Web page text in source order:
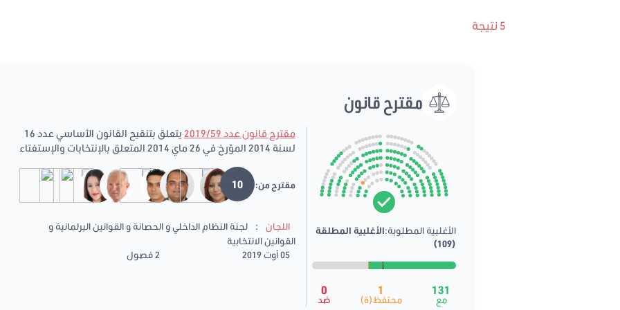
5 نتيجة
مقترح قانون
الأغلبية المطلوبة:الأغلبية المطلقة
(109)
131
مع
1
محتفظ(ة)
0
ضد
مقترح قانون عدد 2019/59
يتعلق بتنقيح القانون الأساسي عدد 16
لسنة 2014 المؤرخ في 26 ماي 2014 المتعلق بالإنتخابات والإستفتاء
مقترح من: 10
اللجان :
لجنة النظام الداخلي و الحصانة و القوانين البرلمانية و
القوانين الانتخابية
05 أوت 2019
2 فصول